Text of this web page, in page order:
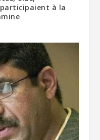
à la